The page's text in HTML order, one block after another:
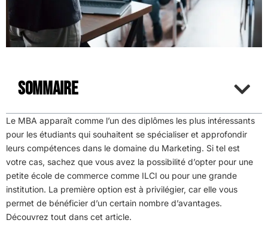
Sommaire
Le MBA apparaît comme l’un des diplômes les plus intéressants
pour les étudiants qui souhaitent se spécialiser et approfondir
leurs compétences dans le domaine du Marketing. Si tel est
votre cas, sachez que vous avez la possibilité d’opter pour une
petite école de commerce comme ILCI ou pour une grande
institution. La première option est à privilégier, car elle vous
permet de bénéficier d’un certain nombre d’avantages.
Découvrez tout dans cet article.